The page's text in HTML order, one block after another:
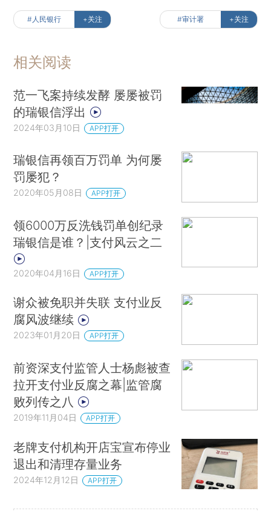
#人民银行 +关注 #审计署 +关注
相关阅读
范一飞案持续发酵 屡屡被罚
的瑞银信浮出
2024年03月10日 APP打开
瑞银信再领百万罚单 为何屡
罚屡犯？
2020年05月08日 APP打开
领6000万反洗钱罚单创纪录
瑞银信是谁？|支付风云之二
2020年04月16日 APP打开
谢众被免职并失联 支付业反
腐风波继续
2023年01月20日 APP打开
前资深支付监管人士杨彪被查
拉开支付业反腐之幕|监管腐
败列传之八
2019年11月04日 APP打开
老牌支付机构开店宝宣布停业
退出和清理存量业务
2024年12月12日 APP打开